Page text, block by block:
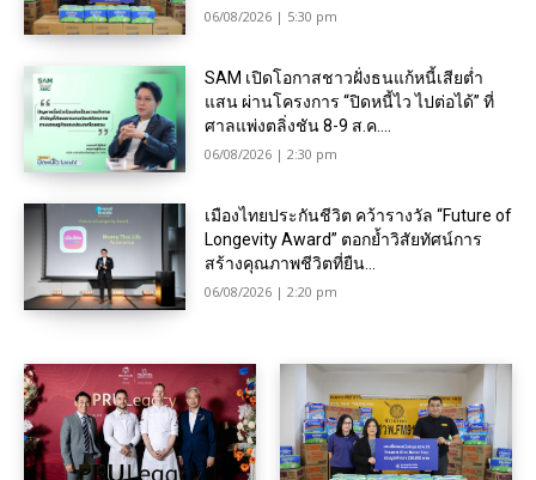
06/08/2026 | 5:30 pm
SAM เปิดโอกาสชาวฝั่งธนแก้หนี้เสียต่ำ
แสน ผ่านโครงการ “ปิดหนี้ไว ไปต่อได้” ที่
ศาลแพ่งตลิ่งชัน 8-9 ส.ค....
06/08/2026 | 2:30 pm
เมืองไทยประกันชีวิต คว้ารางวัล “Future of
Longevity Award” ตอกย้ำวิสัยทัศน์การ
สร้างคุณภาพชีวิตที่ยืน...
06/08/2026 | 2:20 pm